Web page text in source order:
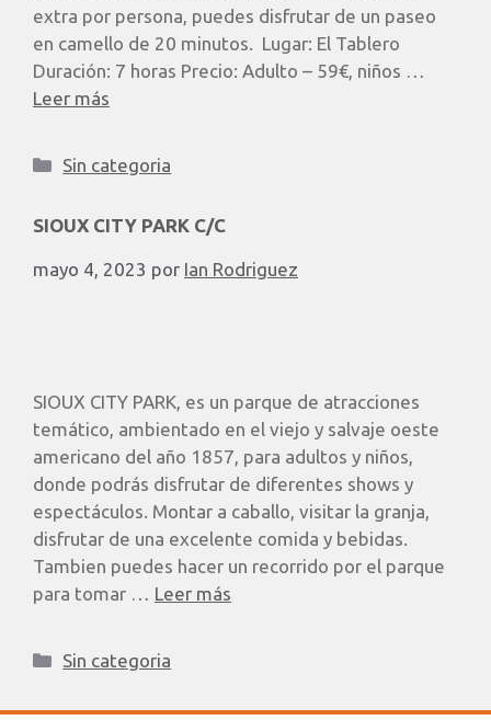
extra por persona, puedes disfrutar de un paseo
en camello de 20 minutos. ​ Lugar: El Tablero
Duración: 7 horas Precio: Adulto – 59€, niños …
Leer más
Sin categoria
SIOUX CITY PARK C/C
mayo 4, 2023 por Ian Rodriguez
SIOUX CITY PARK, es un parque de atracciones
temático, ambientado en el viejo y salvaje oeste
americano del año 1857, para adultos y niños,
donde podrás disfrutar de diferentes shows y
espectáculos. Montar a caballo, visitar la granja,
disfrutar de una excelente comida y bebidas.
Tambien puedes hacer un recorrido por el parque
para tomar … Leer más
Sin categoria